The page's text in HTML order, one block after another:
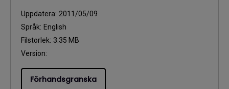
Uppdatera: 2011/05/09
Språk: English
Filstorlek: 3.35 MB
Version:
Förhandsgranska